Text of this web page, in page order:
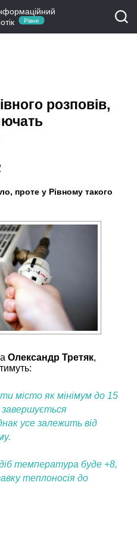
Рівне
розповів,
проте у Рівному такого
Олександр Третяк,
місто як мінімум до 15
усе залежить від
температура буде +8,
теплоносія до